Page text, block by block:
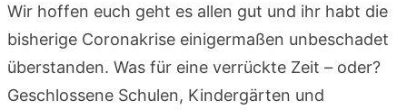
Wir hoffen euch geht es allen gut und ihr habt die
bisherige Coronakrise einigermaßen unbeschadet
überstanden. Was für eine verrückte Zeit – oder?
Geschlossene Schulen, Kindergärten und